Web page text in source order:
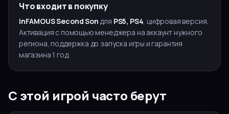
Что входит в покупку
inFAMOUS Second Son для PS5, PS4, цифровая версия.
Активация с помощью менеджера на аккаунт нужного
региона, поддержка до запуска игры и гарантия
магазина 1 год.
С этой игрой часто берут